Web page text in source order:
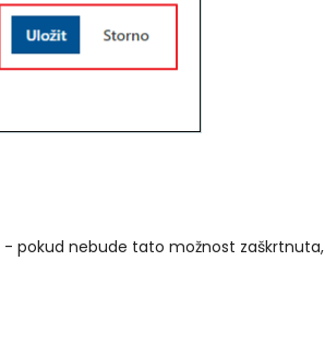
- pokud nebude tato možnost zaškrtnuta,